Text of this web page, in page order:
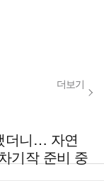
더보기
더니… 자연
기작 준비 중